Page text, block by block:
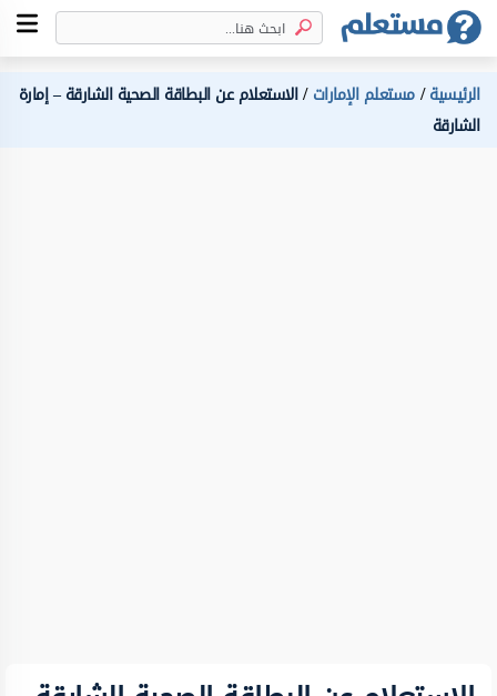
الرئيسية مستعلم الإمارات الاستعلام عن البطاقة الصحية الشارقة – إمارة
الشارقة